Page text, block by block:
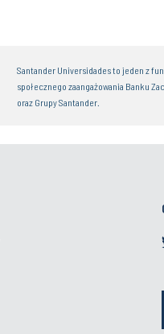
Santander Universidades to jeden z
społecznego zaangażowania Banku
oraz Grupy Santander.